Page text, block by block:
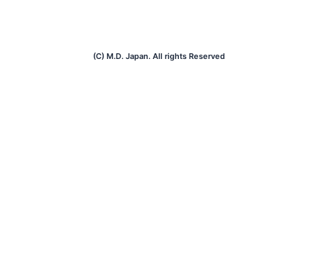
(C) M.D. Japan. All rights Reserved